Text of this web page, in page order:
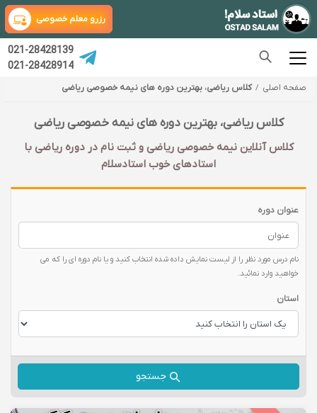
رزرو معلم خصوصی
021-28428139
021-28428914
صفحه اصلی کلاس ریاضی، بهترین دوره های نیمه خصوصی ریاضی
کلاس ریاضی، بهترین دوره های نیمه خصوصی ریاضی
کلاس آنلاین نیمه خصوصی ریاضی و ثبت نام در دوره ریاضی با‌
استادهای خوب استادسلام
عنوان دوره
نام درس مورد نظر را از لیست نمایش داده شده انتخاب کنید و یا نام دوره ای را که می
خواهید وارد نمائید.
استان
جستجو